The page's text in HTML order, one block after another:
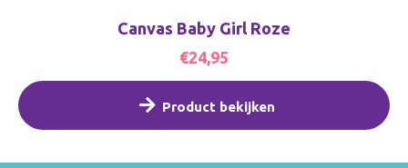
Canvas Baby Girl Roze
€24,95
Product bekijken